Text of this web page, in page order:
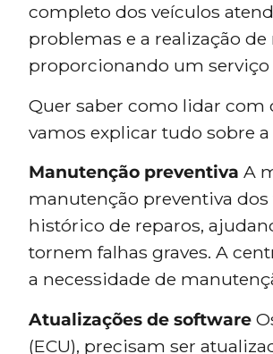
completo dos veículos
problemas e a realização
proporcionando um serviço
Quer saber como lidar com
vamos explicar tudo sobre
Manutenção preventiva A
manutenção preventiva
histórico de reparos,
tornem falhas graves. A
a necessidade de
Atualizações de software
(ECU), precisam ser